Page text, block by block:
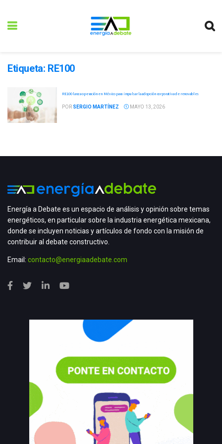
Etiqueta: RE100
RE100 lanza operación en México para impulsar la adopción corporativa de renovables
POR SERGIO MARTÍNEZ MAYO 13, 2026
Energía a Debate es un espacio de análisis y opinión sobre temas
energéticos, en particular sobre la industria energética mexicana,
donde se incluyen noticias y artículos de fondo con la misión de
contribuir al debate constructivo.
Email: contacto@energiaadebate.com